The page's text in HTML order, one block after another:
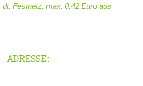
Festnetz, max. 0,42 Euro aus
ADRESSE: